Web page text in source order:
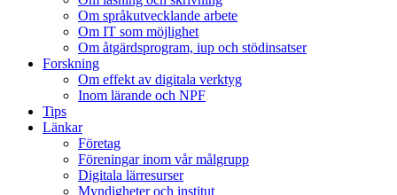
Om språkutvecklande arbete
Om IT som möjlighet
Om åtgärdsprogram, iup och stödinsatser
Forskning
Om effekt av digitala verktyg
Inom lärande och NPF
Tips
Länkar
Företag
Föreningar inom vår målgrupp
Digitala lärresurser
Myndigheter och institut